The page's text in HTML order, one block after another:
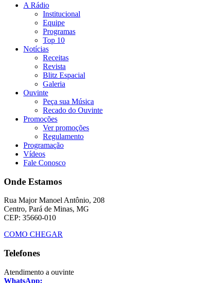
A Rádio
Institucional
Equipe
Programas
Top 10
Notícias
Receitas
Revista
Blitz Espacial
Galeria
Ouvinte
Peça sua Música
Recado do Ouvinte
Promoções
Ver promoções
Regulamento
Programação
Vídeos
Fale Conosco
Onde Estamos
Rua Major Manoel Antônio, 208
Centro, Pará de Minas, MG
CEP: 35660-010
COMO CHEGAR
Telefones
Atendimento a ouvinte
WhatsApp: